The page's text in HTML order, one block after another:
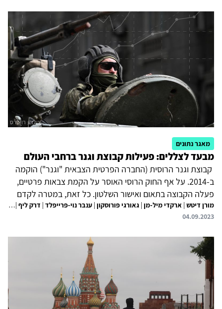
לניהול מדינה, ועוד במצב שרוסיה נתונה בו.
מאגר נתונים
מבעד לצללים: פעילות קבוצת וגנר ברחבי העולם
קבוצת וגנר הרוסית (החברה הפרטית הצבאית "וגנר") הוקמה
ב-2014. על אף החוק הרוסי האוסר על הקמת צבאות פרטיים,
פעלה הקבוצה בתאום ואישור השלטון. כל זאת, במטרה לקדם
אינטרסים מדיניים של רוסיה באמצעים צבאיים בהוראת השלטון
וללא הכשר פומבי מטעמו. הקבוצה אף פעלה לטובת
התחתון, יבגני פריגוז'ין. במהלך שנות קיומה פעלה קבוצת וגנר
במספר אזורים גיאוגרפיים, לרבות אפריקה והמזה"ת. בסוריה,
לדוגמה, נלחמה הקבוצה בתאום עם כוחות צבא רוסיה וכוחות
משטר אסד החל מ-2015. מעורבותה הבולטת של הקבוצה
במלחמת...
מורן דיטש | ארקדי מיל-מן | גאורגי פורוסקון | ענבר נוי-פרייפלד | דרק ליף |
04.09.2023